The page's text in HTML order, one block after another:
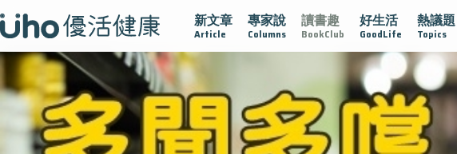
新文章
Article
專家說
Columns
讀書趣
BookClub
好生活
GoodLife
熱議題
Topics
在 疫情保衛戰 再生醫學 愛的未來視 認識攝護腺肥大 守護骨骼健康